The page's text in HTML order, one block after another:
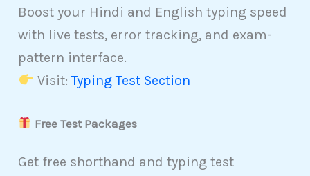
Boost your Hindi and English typing speed
with live tests, error tracking, and exam-
pattern interface.
Visit: Typing Test Section
Free Test Packages
Get free shorthand and typing test